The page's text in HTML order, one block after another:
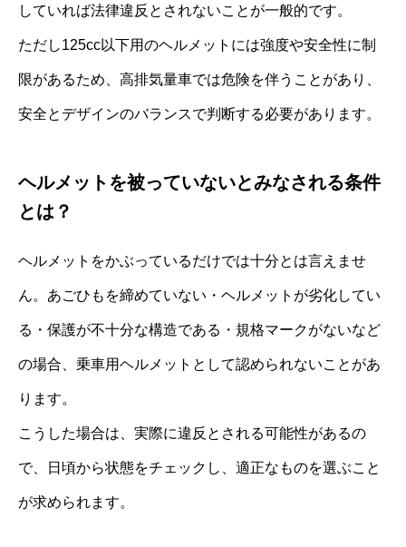
していれば法律違反とされないことが一般的です。
ただし125cc以下用のヘルメットには強度や安全性に制
限があるため、高排気量車では危険を伴うことがあり、
安全とデザインのバランスで判断する必要があります。
ヘルメットを被っていないとみなされる条件
とは？
ヘルメットをかぶっているだけでは十分とは言えませ
ん。あごひもを締めていない・ヘルメットが劣化してい
る・保護が不十分な構造である・規格マークがないなど
の場合、乗車用ヘルメットとして認められないことがあ
ります。
こうした場合は、実際に違反とされる可能性があるの
で、日頃から状態をチェックし、適正なものを選ぶこと
が求められます。